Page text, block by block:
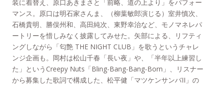
装に着替え、原口あきまさと「前略、道の上より」をパフォー
マンス。原口は明石家さんま、（柳葉敏郎演じる）室井慎次、
石橋貴明、勝俣州和、高田純次、東野幸治など、モノマネレパ
ートリーを惜しみなく披露してみせた。矢部による、リフティ
ングしながら「匂艶 THE NIGHT CLUB」を歌うというチャレ
ンジ企画も。岡村は松山千春「長い夜」や、「半年以上練習し
た」というCreepy Nuts「Bling-Bang-Bang-Born」、リスナー
から募集した歌詞で構成した、松平健「マツケンサンバII」の